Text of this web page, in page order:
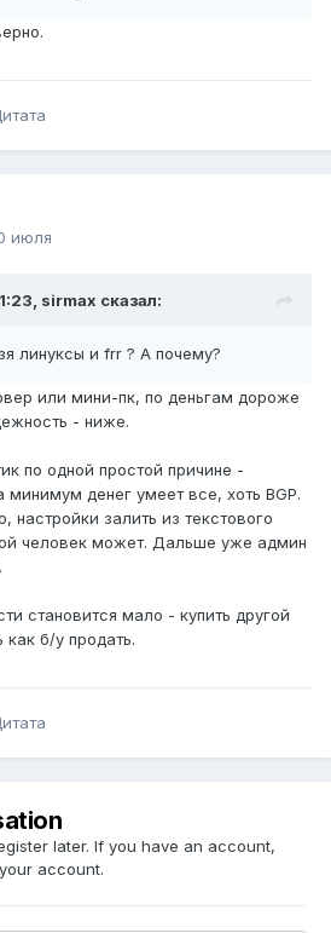
июля
sirmax сказал:
линуксы и frr ? А почему?
или мини-пк, по деньгам дороже
- ниже.
по одной простой причине -
минимум денег умеет все, хоть BGP.
настройки залить из текстового
человек может. Дальше уже админ
становится мало - купить другой
как б/у продать.
later. If you have an account,
account.